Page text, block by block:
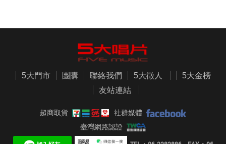
5大門市 團購 聯絡我們 5大徵人
5大金榜
友站連結
超商取貨
社群媒體
臺灣網路認證